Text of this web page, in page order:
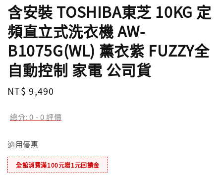
含安裝 TOSHIBA東芝 10KG 定
頻直立式洗衣機 AW-
B1075G(WL) 薰衣紫 FUZZY全
自動控制 家電 公司貨
Regular
NT$ 9,490
總分:0 -0評價
適用優惠
全館消費滿100元贈1元回饋金